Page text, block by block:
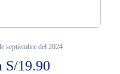
septiembre del 2024
S/19.90